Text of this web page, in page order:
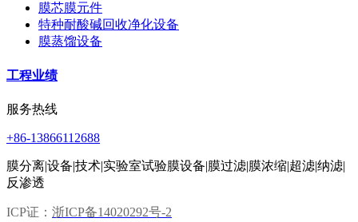
膜芯膜元件
特种耐酸碱回收净化设备
膜蒸馏设备
工程业绩
服务热线
+86-13866112688
膜分离|设备|技术|实验室试验膜设备|膜过滤|膜浓缩|超滤|纳滤|
反渗透
ICP证： 浙ICP备14020292号-2